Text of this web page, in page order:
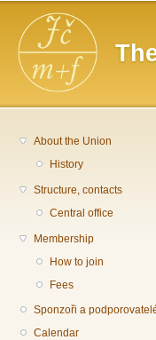
Main menu
About the Union
History
Structure, contacts
Central office
Membership
How to join
Fees
Sponzoři a
Calendar